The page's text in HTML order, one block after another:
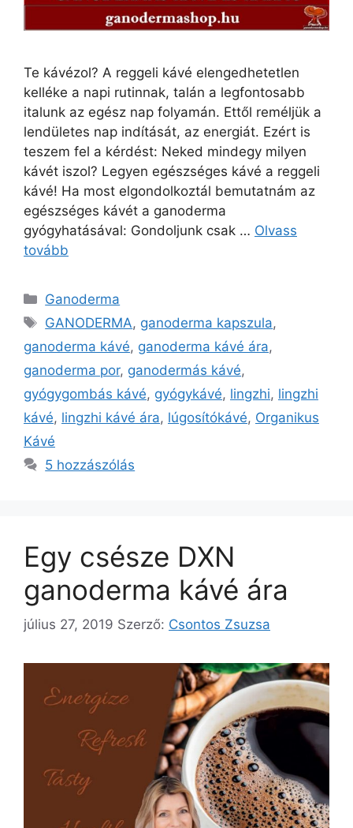
Te kávézol? A reggeli kávé elengedhetetlen
kelléke a napi rutinnak, talán a legfontosabb
italunk az egész nap folyamán. Ettől reméljük a
lendületes nap indítását, az energiát. Ezért is
teszem fel a kérdést: Neked mindegy milyen
kávét iszol? Legyen egészséges kávé a reggeli
kávé! Ha most elgondolkoztál bemutatnám az
egészséges kávét a ganoderma
gyógyhatásával: Gondoljunk csak … Olvass
tovább
Kategória
Ganoderma
Címkék
GANODERMA, ganoderma kapszula,
ganoderma kávé, ganoderma kávé ára,
ganoderma por, ganodermás kávé,
gyógygombás kávé, gyógykávé, lingzhi, lingzhi
kávé, lingzhi kávé ára, lúgosítókávé, Organikus
Kávé
5 hozzászólás
Egy csésze DXN
ganoderma kávé ára
július 27, 2019 Szerző: Csontos Zsuzsa